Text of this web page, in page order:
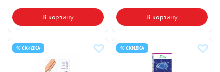
В корзину В корзину
% СКИДКА % СКИДКА